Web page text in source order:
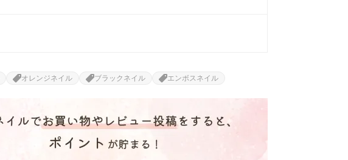
オレンジネイル ブラックネイル
エンボスネイル